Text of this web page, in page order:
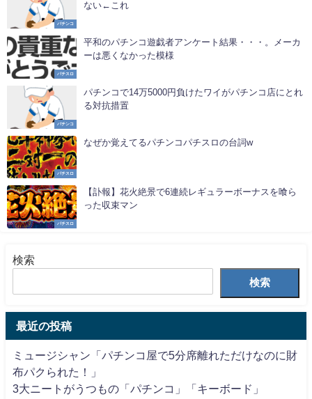
パチンコ
ない←これ
パチスロ
平和のパチンコ遊戯者アンケート結果・・・。メーカ
ーは悪くなかった模様
パチンコ
パチンコで14万5000円負けたワイがパチンコ店にとれ
る対抗措置
パチスロ
なぜか覚えてるパチンコパチスロの台詞w
パチスロ
【訃報】花火絶景で6連続レギュラーボーナスを喰ら
った収束マン
検索
検索
最近の投稿
ミュージシャン「パチンコ屋で5分席離れただけなのに財
布パクられた！」
3大ニートがうつもの「パチンコ」「キーボード」